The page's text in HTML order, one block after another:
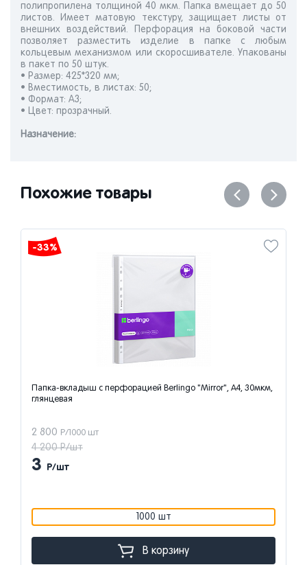
полипропилена толщиной 40 мкм. Папка вмещает до 50
листов. Имеет матовую текстуру, защищает листы от
внешних воздействий. Перфорация на боковой части
позволяет разместить изделие в папке с любым
кольцевым механизмом или скоросшивателе. Упакованы
в пакет по 50 штук.
• Размер: 425*320 мм;
• Вместимость, в листах: 50;
• Формат: А3;
• Цвет: прозрачный.
Назначениe:
Похожие товары
-33%
Папка-вкладыш с перфорацией Berlingo "Mirror", А4, 30мкм,
глянцевая
2 800 Р/1000 шт
4 200 Р/шт
3 Р/шт
1000 шт
В корзину